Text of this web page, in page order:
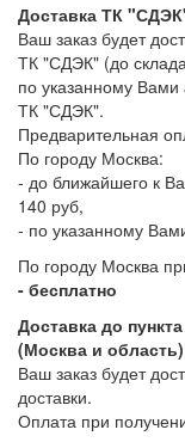
Доставка ТК
Ваш заказ будет
ТК "СДЭК" (до
по указанному Вами
ТК "СДЭК".
Предварительная
По городу Москва:
- до ближайшего к
140 руб,
- по указанному
По городу Москва
- бесплатно
Доставка до
(Москва и область)
Ваш заказ будет
доставки.
Оплата при